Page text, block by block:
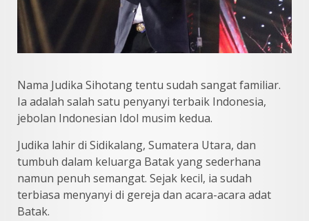
Nama Judika Sihotang tentu sudah sangat familiar.
Ia adalah salah satu penyanyi terbaik Indonesia,
jebolan Indonesian Idol musim kedua.
Judika lahir di Sidikalang, Sumatera Utara, dan
tumbuh dalam keluarga Batak yang sederhana
namun penuh semangat. Sejak kecil, ia sudah
terbiasa menyanyi di gereja dan acara-acara adat
Batak.